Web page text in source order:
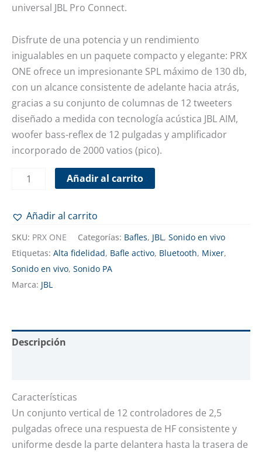
universal JBL Pro Connect.
Disfrute de una potencia y un rendimiento
inigualables en un paquete compacto y elegante: PRX
ONE ofrece un impresionante SPL máximo de 130 db,
con un alcance consistente de adelante hacia atrás,
gracias a su conjunto de columnas de 12 tweeters
diseñado a medida con tecnología acústica JBL AIM,
woofer bass-reflex de 12 pulgadas y amplificador
incorporado de 2000 vatios (pico).
Añadir al carrito
Añadir al carrito
SKU: PRX ONE Categorías: Bafles, JBL , Sonido en vivo
Etiquetas: Alta fidelidad, Bafle activo, Bluetooth, Mixer,
Sonido en vivo, Sonido PA
Marca: JBL
Descripción
Características
Un conjunto vertical de 12 controladores de 2,5
pulgadas ofrece una respuesta de HF consistente y
uniforme desde la parte delantera hasta la trasera de